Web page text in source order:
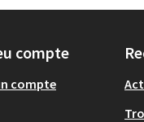
compte
compte